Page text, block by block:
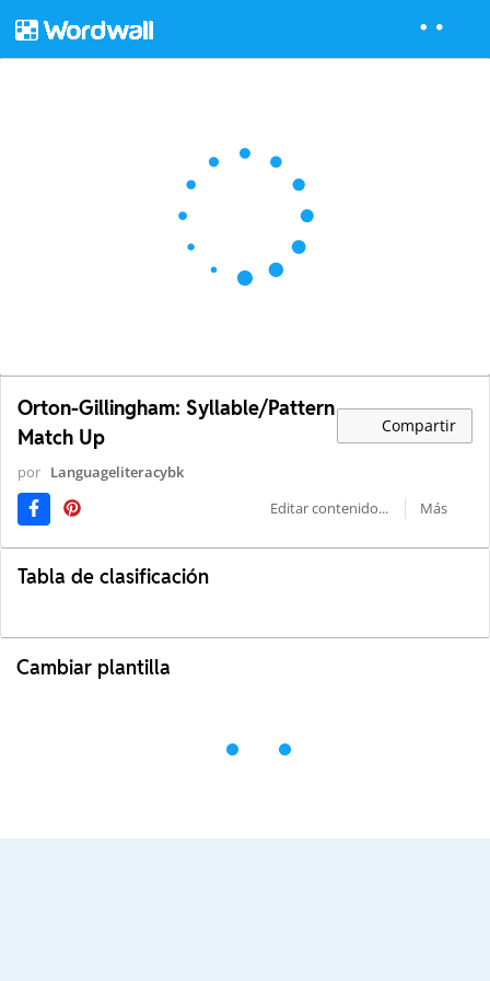
Orton-Gillingham: Syllable/Pattern
Match Up
Compartir
por Languageliteracybk
Editar contenido...
Más
Tabla de clasificación
Cambiar plantilla